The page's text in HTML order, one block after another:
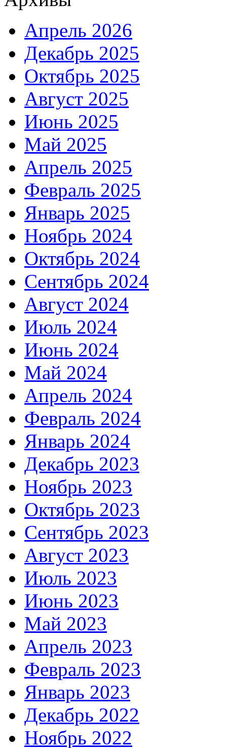
Апрель 2026
Декабрь 2025
Октябрь 2025
Август 2025
Июнь 2025
Май 2025
Апрель 2025
Февраль 2025
Январь 2025
Ноябрь 2024
Октябрь 2024
Сентябрь 2024
Август 2024
Июль 2024
Июнь 2024
Май 2024
Апрель 2024
Февраль 2024
Январь 2024
Декабрь 2023
Ноябрь 2023
Октябрь 2023
Сентябрь 2023
Август 2023
Июль 2023
Июнь 2023
Май 2023
Апрель 2023
Февраль 2023
Январь 2023
Декабрь 2022
Ноябрь 2022